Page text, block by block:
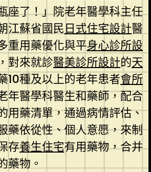
座了！」院老年醫學科主任
江蘇省國民日式住宅設計醫
重用藥優化與平身心診所設
對來就診醫美診所設計的天
10種及以上的老年患者會所
年醫學科醫生和藥師，配合
用藥清單，通過病情評估、
藥依從性、個人意愿，來制
存養生住宅有用藥物，合并
藥物。